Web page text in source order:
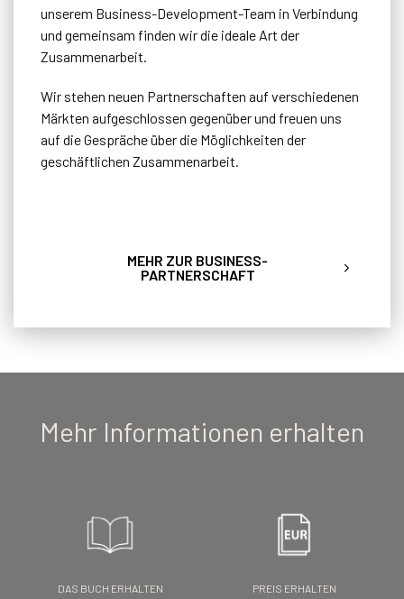
unserem Business-Development-Team in Verbindung
und gemeinsam finden wir die ideale Art der
Zusammenarbeit.
Wir stehen neuen Partnerschaften auf verschiedenen
Märkten aufgeschlossen gegenüber und freuen uns
auf die Gespräche über die Möglichkeiten der
geschäftlichen Zusammenarbeit.
MEHR ZUR BUSINESS-
PARTNERSCHAFT
Mehr Informationen erhalten
DAS BUCH ERHALTEN PREIS ERHALTEN